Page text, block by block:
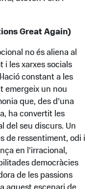
Great Again)
no és aliena al
i les xarxes socials
constant a les
emergeix un nou
que, des d’una
ha convertit les
del seu discurs. Un
de ressentiment, odi i
en l’irracional,
democràcies
de les passions